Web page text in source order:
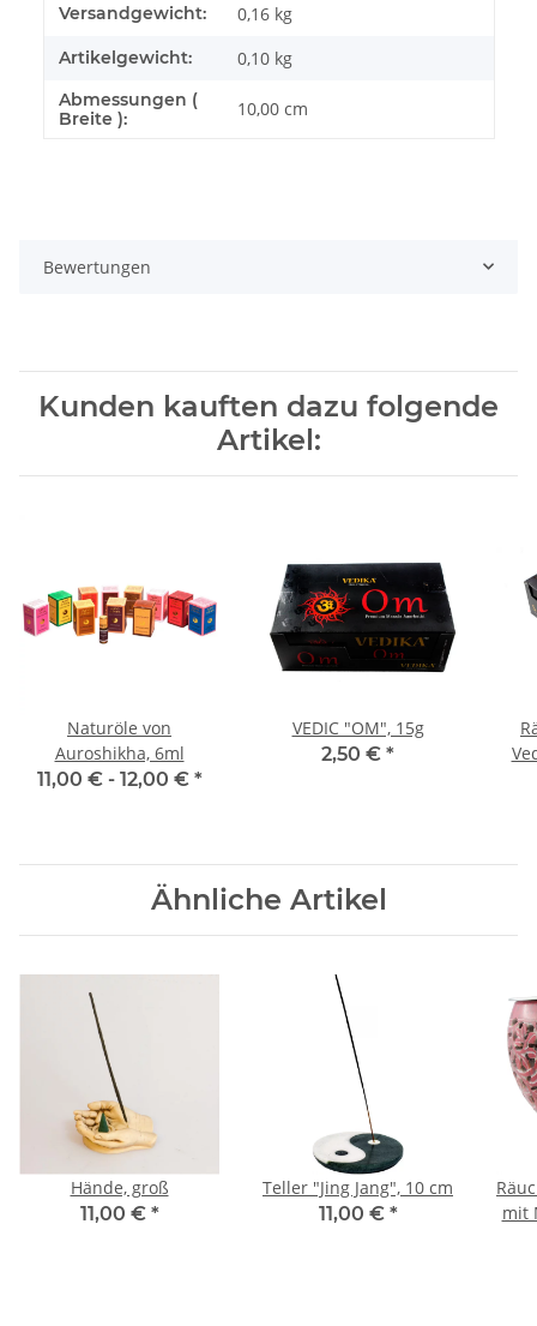
Versandgewicht: 0,16 kg
Artikelgewicht: 0,10 kg
Abmessungen (
Breite ):
10,00 cm
Bewertungen
Kunden kauften dazu folgende
Artikel:
Naturöle von
Auroshikha, 6ml
11,00 € - 12,00 € *
VEDIC "OM", 15g
2,50 € *
Ähnliche Artikel
Hände, groß
11,00 € *
Teller "Jing Jang", 10 cm
11,00 € *